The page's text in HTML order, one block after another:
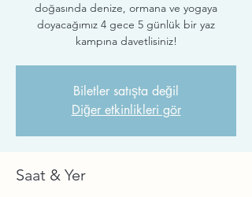
doğasında denize, ormana ve yogaya
doyacağımız 4 gece 5 günlük bir yaz
kampına davetlisiniz!
Biletler satışta değil
Diğer etkinlikleri gör
Saat & Yer